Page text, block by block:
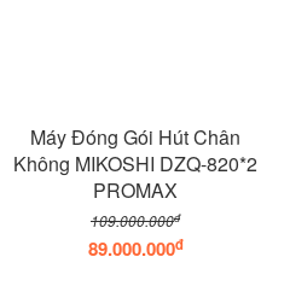
Máy Đóng Gói Hút Chân
Không MIKOSHI DZQ-820*2
PROMAX
109.000.000đ
89.000.000đ